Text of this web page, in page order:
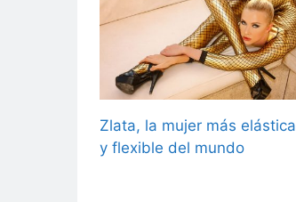
Zlata, la mujer más elástica
y flexible del mundo